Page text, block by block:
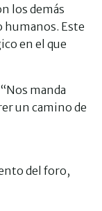
los demás
humanos. Este
en el que
manda
un camino de
del foro,